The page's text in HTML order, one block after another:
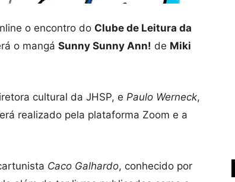
o encontro do Clube de Leitura da
o mangá Sunny Sunny Ann! de Miki
cultural da JHSP, e Paulo Werneck,
realizado pela plataforma Zoom e a
Caco Galhardo, conhecido por